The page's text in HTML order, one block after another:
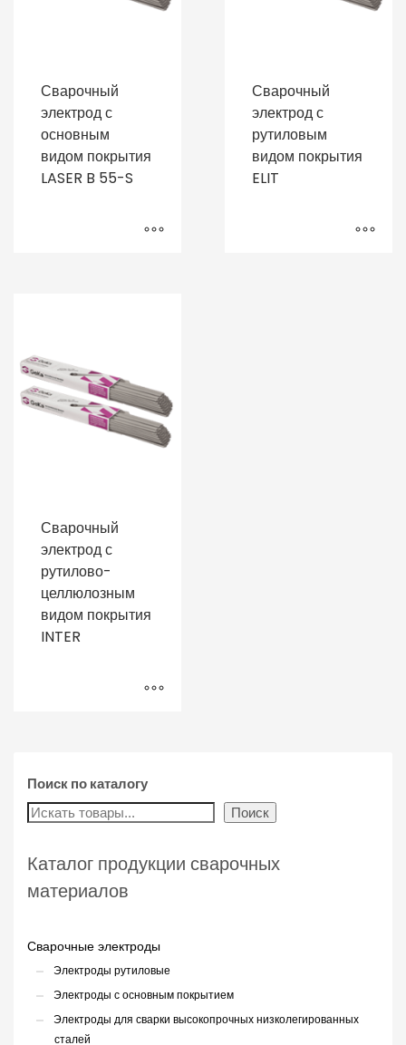
Сварочный
электрод с
основным
видом покрытия
LASER B 55-S
Сварочный
электрод с
рутиловым
видом покрытия
ELIT
Сварочный
электрод с
рутилово-
целлюлозным
видом покрытия
INTER
Поиск по каталогу
Поиск
Каталог продукции сварочных
материалов
Сварочные электроды
Электроды рутиловые
Электроды с основным покрытием
Электроды для сварки высокопрочных низколегированных
сталей